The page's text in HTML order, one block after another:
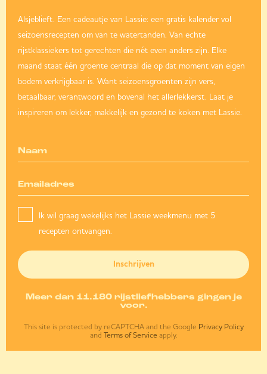
Alsjeblieft. Een cadeautje van Lassie: een gratis kalender vol
seizoensrecepten om van te watertanden. Van echte
rijstklassiekers tot gerechten die nét even anders zijn. Elke
maand staat één groente centraal die op dat moment van eigen
bodem verkrijgbaar is. Want seizoensgroenten zijn vers,
betaalbaar, verantwoord en bovenal het allerlekkerst. Laat je
inspireren om lekker, makkelijk en gezond te koken met Lassie.
Ik wil graag wekelijks het Lassie weekmenu met 5
recepten ontvangen.
Inschrijven
Meer dan 11.180 rijstliefhebbers gingen je
voor.
This site is protected by reCAPTCHA and the Google Privacy Policy
and Terms of Service apply.